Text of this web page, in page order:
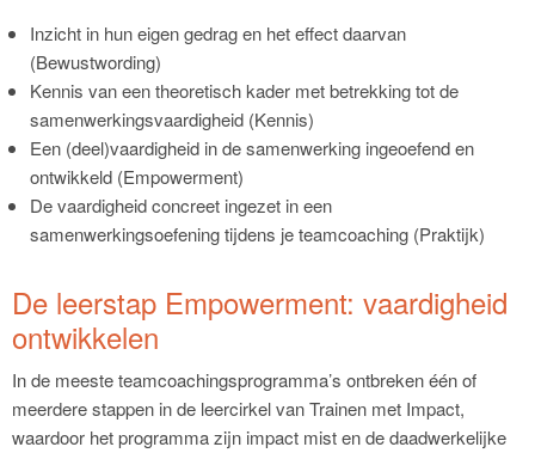
Inzicht in hun eigen gedrag en het effect daarvan
(Bewustwording)
Kennis van een theoretisch kader met betrekking tot de
samenwerkingsvaardigheid (Kennis)
Een (deel)vaardigheid in de samenwerking ingeoefend en
ontwikkeld (Empowerment)
De vaardigheid concreet ingezet in een
samenwerkingsoefening tijdens je teamcoaching (Praktijk)
De leerstap Empowerment: vaardigheid
ontwikkelen
In de meeste teamcoachingsprogramma’s ontbreken één of
meerdere stappen in de leercirkel van Trainen met Impact,
waardoor het programma zijn impact mist en de daadwerkelijke